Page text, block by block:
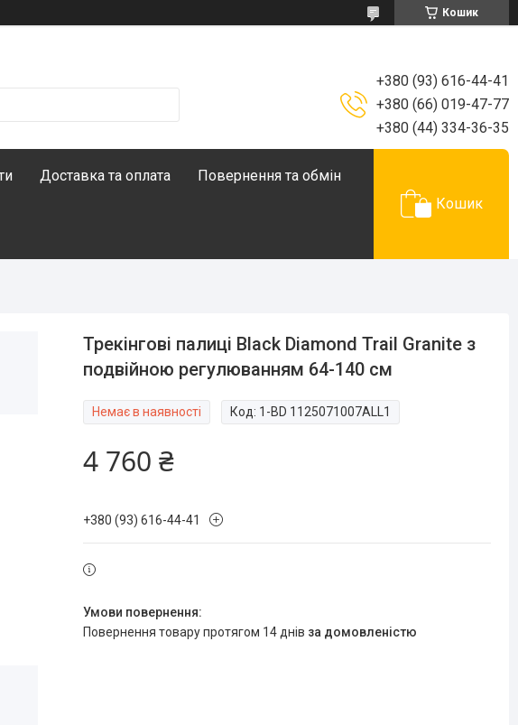
Кошик
+380 (93) 616-44-41
+380 (66) 019-47-77
+380 (44) 334-36-35
Доставка та оплата Повернення та обмін
Кошик
Трекінгові палиці Black Diamond Trail Granite з
подвійною регулюванням 64-140 см
Немає в наявності Код: 1-BD 1125071007ALL1
4 760 ₴
+380 (93) 616-44-41
повернення товару протягом 14 днів за домовленістю